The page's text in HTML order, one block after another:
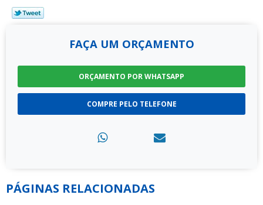
FAÇA UM ORÇAMENTO
ORÇAMENTO POR WHATSAPP
COMPRE PELO TELEFONE
PÁGINAS RELACIONADAS